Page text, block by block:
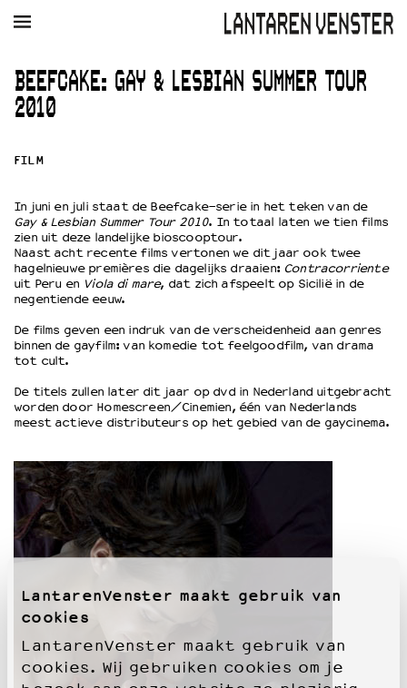
LantarenVenster maakt gebruik van
cookies
LantarenVenster maakt gebruik van
cookies. Wij gebruiken cookies om je
AGENDA FILM MUZIEK RESTAURANT VERHUUR
Winkelmandje
PLAN JE BEZOEK
Bereikbaarheid
Kaartverkoop
EDUCATIE
Filmprogramma’s Primair Onderwijs
Filmprogramma’s VO/MBO
Speciale educatieprogramma’s
Wat we doen
Werken bij
Wie is wie
Word vriend
Historie
Integriteits- en gedragscode
Duurzaamheid
BEEFCAKE: GAY & LESBIAN SUMMER TOUR
2010
FILM
In juni en juli staat de Beefcake-serie in het teken van de
Gay & Lesbian Summer Tour 2010. In totaal laten we tien films
zien uit deze landelijke bioscooptour.
Naast acht recente films vertonen we dit jaar ook twee
hagelnieuwe premières die dagelijks draaien: Contracorriente
uit Peru en Viola di mare, dat zich afspeelt op Sicilië in de
negentiende eeuw.
De films geven een indruk van de verscheidenheid aan genres
binnen de gayfilm: van komedie tot feelgoodfilm, van drama
tot cult.
De titels zullen later dit jaar op dvd in Nederland uitgebracht
worden door Homescreen/Cinemien, één van Nederlands
meest actieve distributeurs op het gebied van de gaycinema.